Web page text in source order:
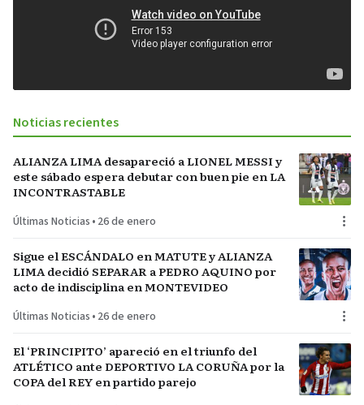
Noticias recientes
ALIANZA LIMA desapareció a LIONEL MESSI y
este sábado espera debutar con buen pie en LA
INCONTRASTABLE
Últimas Noticias • 26 de enero
Sigue el ESCÁNDALO en MATUTE y ALIANZA
LIMA decidió SEPARAR a PEDRO AQUINO por
acto de indisciplina en MONTEVIDEO
Últimas Noticias • 26 de enero
El ‘PRINCIPITO’ apareció en el triunfo del
ATLÉTICO ante DEPORTIVO LA CORUÑA por la
COPA del REY en partido parejo